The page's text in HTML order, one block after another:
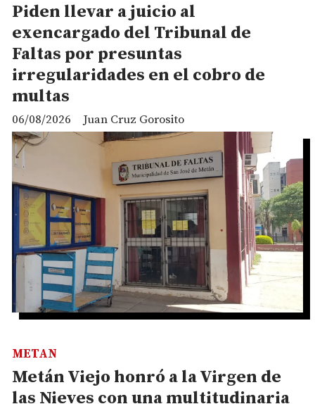
Piden llevar a juicio al
exencargado del Tribunal de
Faltas por presuntas
irregularidades en el cobro de
multas
Juan Cruz Gorosito
06/08/2026
Metán Viejo honró a la Virgen de
las Nieves con una multitudinaria
METAN